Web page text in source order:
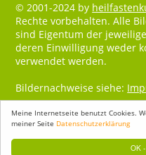
OK
Meine Internetseite benutzt Cookies.
meiner Seite Datenschutzerklärung
© 2001-2024 by
Rechte vorbehalten. Alle
sind Eigentum der
deren Einwilligung weder
verwendet werden.
Bildernachweise siehe: